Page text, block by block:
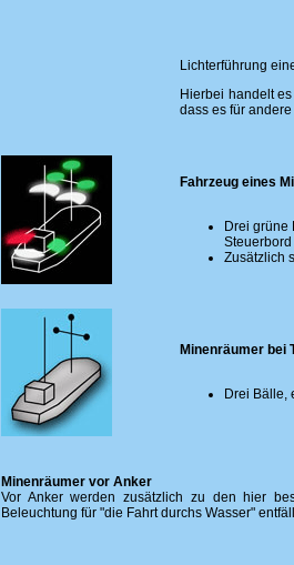
Lichterführung
Hierbei handelt
dass es für
Fahrzeug eines
Drei grüne
Zusätzlich
Minenräumer bei
Drei Bälle,
Minenräumer vor Anker
Vor Anker werden zusätzlich zu den hier
Beleuchtung für "die Fahrt durchs Wasser"